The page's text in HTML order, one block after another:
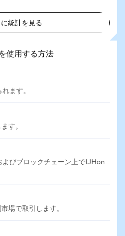
に統計を見る
用する方法
ます。
す。
よびブロックチェーン上でIJHon
場で取引します。